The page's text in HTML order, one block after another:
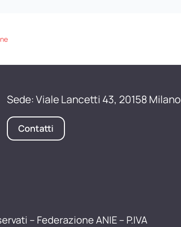
Sede: Viale Lancetti 43, 20158 Milano
Contatti
– Federazione ANIE – P.IVA